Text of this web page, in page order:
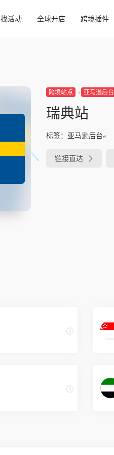
找活动 全球开店 跨境插件
跨境站点 亚马逊后台
瑞典站
标签： 亚马逊后台
链接直达